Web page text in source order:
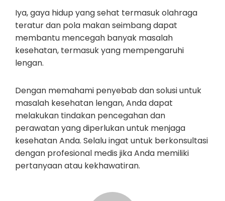
Iya, gaya hidup yang sehat termasuk olahraga
teratur dan pola makan seimbang dapat
membantu mencegah banyak masalah
kesehatan, termasuk yang mempengaruhi
lengan.
Dengan memahami penyebab dan solusi untuk
masalah kesehatan lengan, Anda dapat
melakukan tindakan pencegahan dan
perawatan yang diperlukan untuk menjaga
kesehatan Anda. Selalu ingat untuk berkonsultasi
dengan profesional medis jika Anda memiliki
pertanyaan atau kekhawatiran.